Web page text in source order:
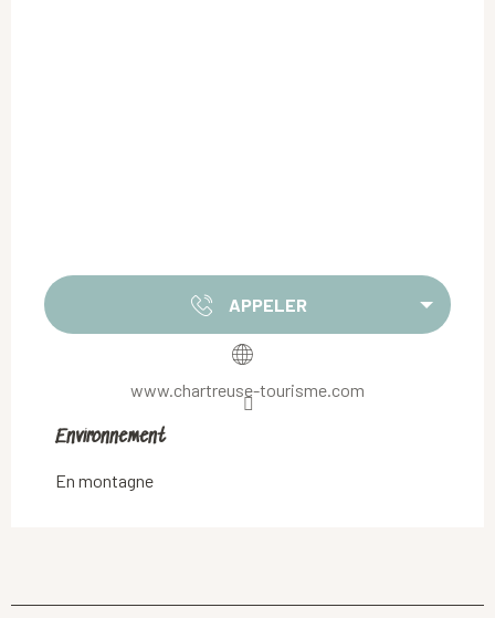
APPELER
www.chartreuse-tourisme.com
Environnement
Environnement
En montagne